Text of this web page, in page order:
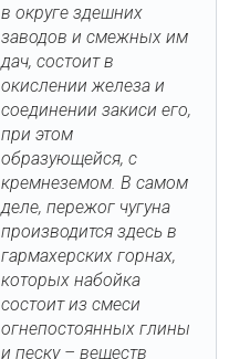
в округе здешних
заводов и смежных им
дач, состоит в
окислении железа и
соединении закиси его,
при этом
образующейся, с
кремнеземом. В самом
деле, пережог чугуна
производится здесь в
гармахерских горнах,
которых набойка
состоит из смеси
огнепостоянных глины
и песку – веществ